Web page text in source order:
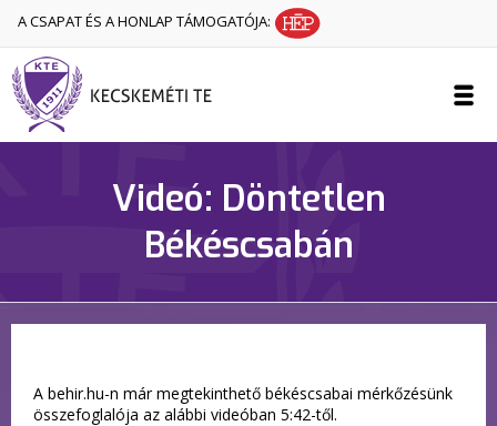
A CSAPAT ÉS A HONLAP TÁMOGATÓJA:
Videó: Döntetlen
Békéscsabán
A behir.hu-n már megtekinthető békéscsabai mérkőzésünk
összefoglalója az alábbi videóban 5:42-től.